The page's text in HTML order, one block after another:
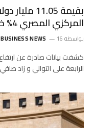
بقيمة
المركزي المصري 4% خلال شهر سبتمبر الماضي
بواسطة BUSINESS NEWS 16 أكتوبر، 2025
كشفت بيانات صادرة عن
الرابعة على التوالي و زاد صافي